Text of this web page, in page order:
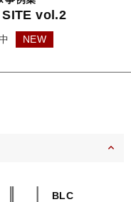
vol.2
NEW
BLC